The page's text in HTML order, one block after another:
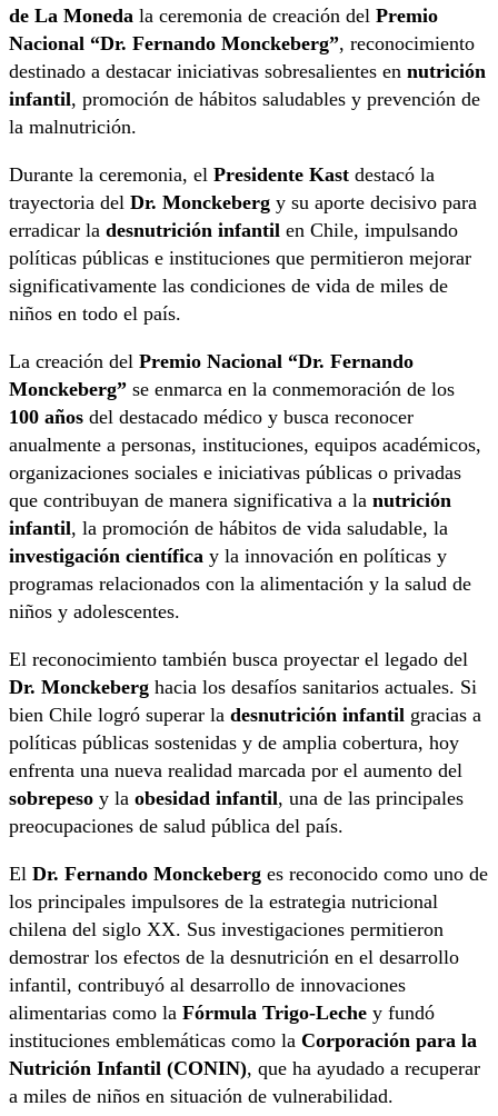
de La Moneda la ceremonia de creación del Premio
Nacional “Dr. Fernando Monckeberg”, reconocimiento
destinado a destacar iniciativas sobresalientes en nutrición
infantil, promoción de hábitos saludables y prevención de
la malnutrición.
Durante la ceremonia, el Presidente Kast destacó la
trayectoria del Dr. Monckeberg y su aporte decisivo para
erradicar la desnutrición infantil en Chile, impulsando
políticas públicas e instituciones que permitieron mejorar
significativamente las condiciones de vida de miles de
niños en todo el país.
La creación del Premio Nacional “Dr. Fernando
Monckeberg” se enmarca en la conmemoración de los
100 años del destacado médico y busca reconocer
anualmente a personas, instituciones, equipos académicos,
organizaciones sociales e iniciativas públicas o privadas
que contribuyan de manera significativa a la nutrición
infantil, la promoción de hábitos de vida saludable, la
investigación científica y la innovación en políticas y
programas relacionados con la alimentación y la salud de
niños y adolescentes.
El reconocimiento también busca proyectar el legado del
Dr. Monckeberg hacia los desafíos sanitarios actuales. Si
bien Chile logró superar la desnutrición infantil gracias a
políticas públicas sostenidas y de amplia cobertura, hoy
enfrenta una nueva realidad marcada por el aumento del
sobrepeso y la obesidad infantil, una de las principales
preocupaciones de salud pública del país.
El Dr. Fernando Monckeberg es reconocido como uno de
los principales impulsores de la estrategia nutricional
chilena del siglo XX. Sus investigaciones permitieron
demostrar los efectos de la desnutrición en el desarrollo
infantil, contribuyó al desarrollo de innovaciones
alimentarias como la Fórmula Trigo-Leche y fundó
instituciones emblemáticas como la Corporación para la
Nutrición Infantil (CONIN), que ha ayudado a recuperar
a miles de niños en situación de vulnerabilidad.